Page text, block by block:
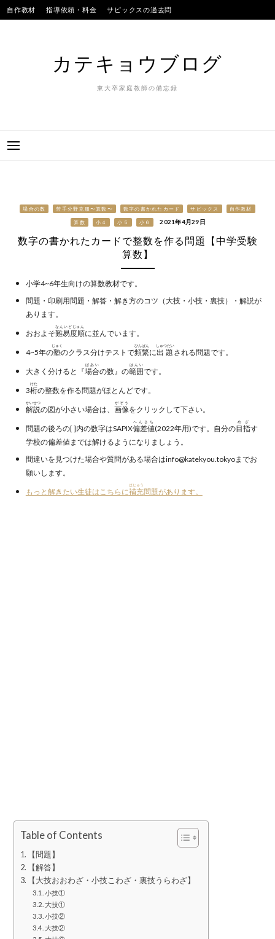
Skip
to
自作教材 指導依頼・料金 サピックスの過去問
カテキョウブログ
東大卒家庭教師の備忘録
場合の数 苦手分野克服〜算数〜 数字の書かれたカード サピックス 自作教材
算数 小４ 小５ 小６ 2021年4月29日
数字の書かれたカードで整数を作る問題【中学受験
算数】
小学4~6年生向けの算数教材です。
問題・印刷用問題・解答・解き方のコツ（大技・小技・裏技）・解説が
あります。
おおよそ難易度順
なんいどじゅん
に並んでいます。
4~5年の塾
じゅく
のクラス分けテストで頻繁
ひんぱん
に出題
しゅつだい
される問題です。
大きく分けると『場合
ばあい
の数』の範囲
はんい
です。
3桁
けた
の整数を作る問題がほとんどです。
解説
かいせつ
の図が小さい場合は、 画像
がぞう
をクリックして下さい。
問題の後ろの[ ]内の数字はSAPIX偏差値
へんさち
(2022年用)です。自分の目指
めざ
す
学校の偏差値までは解けるようになりましょう。
間違いを見つけた場合や質問がある場合はinfo@katekyou.tokyoまでお
願いします。
もっと解きたい生徒はこちらに補充
ほじゅう
問題があります。
Table of Contents
【問題】
【解答】
【大技おおわざ・小技こわざ・裏技うらわざ】
小技①
大技①
小技②
大技②